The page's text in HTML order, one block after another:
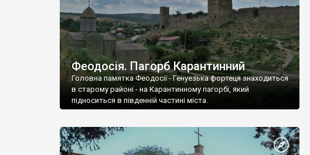
Феодосія. Пагорб Карантинний
Головна памятка Феодосії - Генуезька фортеця знаходиться
в старому районі - на Карантинному пагорбі, який
підноситься в південній частині міста.